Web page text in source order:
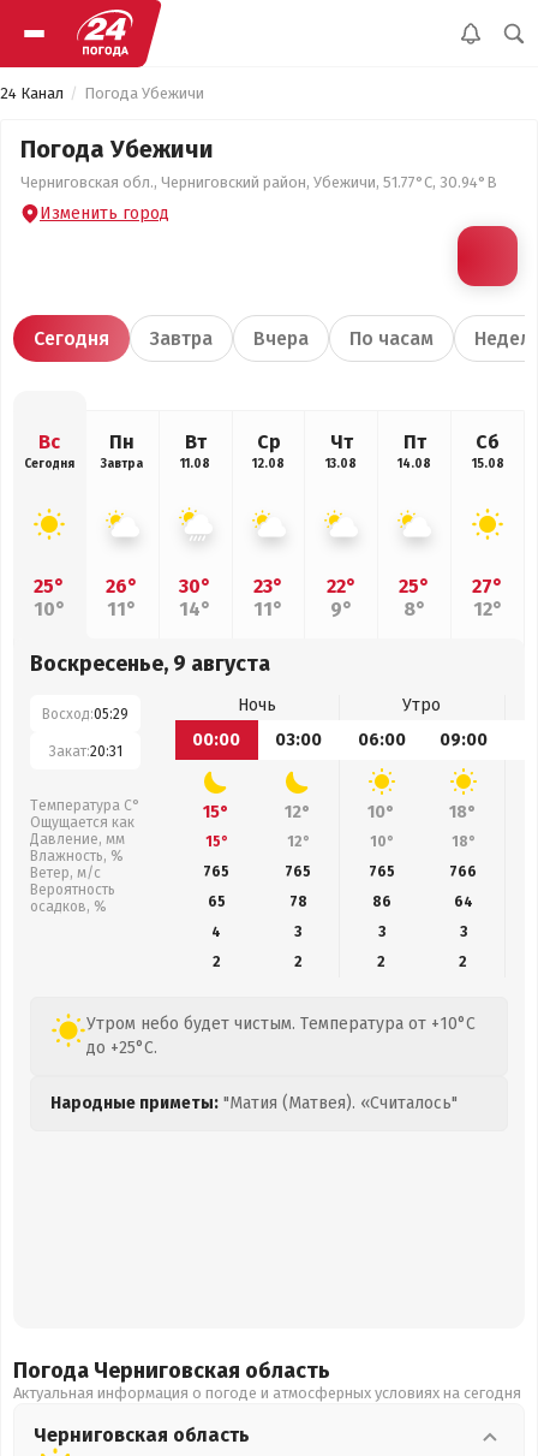
24 Канал Погода Убежичи
Погода Убежичи
Черниговская обл., Черниговский район, Убежичи, 51.77°С, 30.94°В
Изменить город
Сегодня Завтра Вчера По часам
Вс
Сегодня
25°
10°
Пн
Завтра
26°
11°
Вт
11.08
30°
14°
Ср
12.08
23°
11°
Чт
13.08
22°
9°
Пт
14.08
25°
8°
Сб
15.08
27°
12°
Воскресенье, 9 августа
Восход:05:29
Закат:20:31
Температура С°
Ощущается как
Давление, мм
Влажность, %
Ветер, м/с
Вероятность
осадков, %
Ночь
Утро
00:00
03:00 06:00 09:00
15° 12° 10° 18°
15° 12° 10° 18°
765
765 765 766
65
78 86 64
4
3 3
3
2
2 2 2
Утром небо будет чистым. Температура от +10°C
до +25°C.
Народные приметы: "Матия (Матвея). «Считалось"
Погода Черниговская область
Актуальная информация о погоде и атмосферных условиях на сегодня
Черниговская область